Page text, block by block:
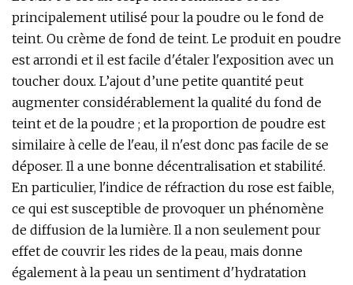
principalement utilisé pour la poudre ou le fond de
teint. Ou crème de fond de teint. Le produit en poudre
est arrondi et il est facile d'étaler l'exposition avec un
toucher doux. L’ajout d’une petite quantité peut
augmenter considérablement la qualité du fond de
teint et de la poudre ; et la proportion de poudre est
similaire à celle de l'eau, il n'est donc pas facile de se
déposer. Il a une bonne décentralisation et stabilité.
En particulier, l'indice de réfraction du rose est faible,
ce qui est susceptible de provoquer un phénomène
de diffusion de la lumière. Il a non seulement pour
effet de couvrir les rides de la peau, mais donne
également à la peau un sentiment d'hydratation